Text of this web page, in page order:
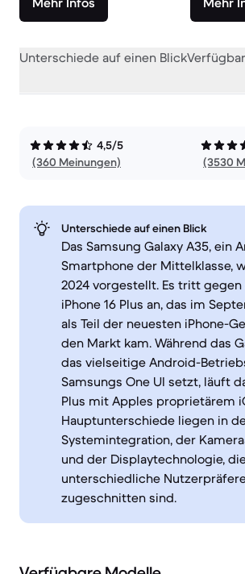
Unterschiede auf einen Blick
4,5/5
(360 Meinungen)
(3530
Unterschiede auf einen Blick
Das Samsung Galaxy A35, ein
Smartphone der Mittelklasse,
2024 vorgestellt. Es tritt gegen
iPhone 16 Plus an, das im
als Teil der neuesten iPhone-
den Markt kam. Während das
das vielseitige Android-
Samsungs One UI setzt, läuft
Plus mit Apples proprietärem
Hauptunterschiede liegen in
Systemintegration, der
und der Displaytechnologie,
unterschiedliche
zugeschnitten sind.